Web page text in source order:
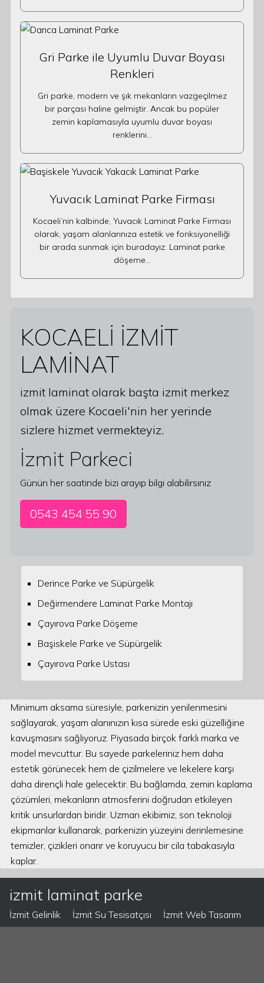
Gri Parke ile Uyumlu Duvar Boyası
Renkleri
Gri parke, modern ve şık mekanların vazgeçilmez
bir parçası haline gelmiştir. Ancak bu popüler
zemin kaplamasıyla uyumlu duvar boyası
renklerini…
Yuvacık Laminat Parke Firması
Kocaeli’nin kalbinde, Yuvacık Laminat Parke Firması
olarak, yaşam alanlarınıza estetik ve fonksiyonelliği
bir arada sunmak için buradayız. Laminat parke
döşeme…
KOCAELİ İZMİT
LAMİNAT
izmit laminat olarak başta izmit merkez
olmak üzere Kocaeli'nin her yerinde
sizlere hizmet vermekteyiz.
İzmit Parkeci
Günün her saatinde bizi arayıp bilgi alabilirsiniz
0543 454 55 90
Derince Parke ve Süpürgelik
Değirmendere Laminat Parke Montajı
Çayırova Parke Döşeme
Başiskele Parke ve Süpürgelik
Çayırova Parke Ustası
Minimum aksama süresiyle, parkenizin yenilenmesini
sağlayarak, yaşam alanınızın kısa sürede eski güzelliğine
kavuşmasını sağlıyoruz. Piyasada birçok farklı marka ve
model mevcuttur. Bu sayede parkeleriniz hem daha
estetik görünecek hem de çizilmelere ve lekelere karşı
daha dirençli hale gelecektir. Bu bağlamda, zemin kaplama
çözümleri, mekanların atmosferini doğrudan etkileyen
kritik unsurlardan biridir. Uzman ekibimiz, son teknoloji
ekipmanlar kullanarak, parkenizin yüzeyini derinlemesine
temizler, çizikleri onarır ve koruyucu bir cila tabakasıyla
kaplar.
izmit laminat parke
İzmit Gelinlik İzmit Su Tesisatçısı İzmit Web Tasarım